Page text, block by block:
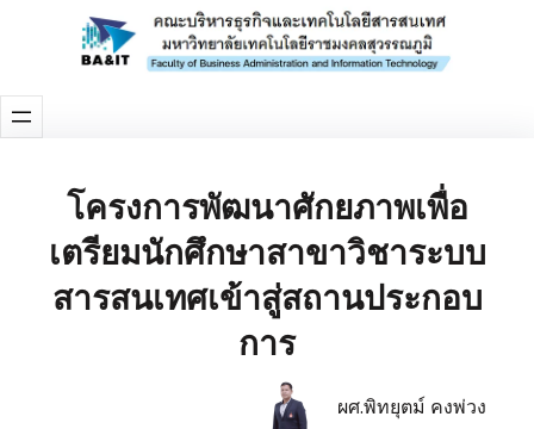
โครงการพัฒนาศักยภาพเพื่อ
เตรียมนักศึกษาสาขาวิชาระบบ
สารสนเทศเข้าสู่สถานประกอบ
การ
ผศ.พิทยุตม์ คงพ่วง